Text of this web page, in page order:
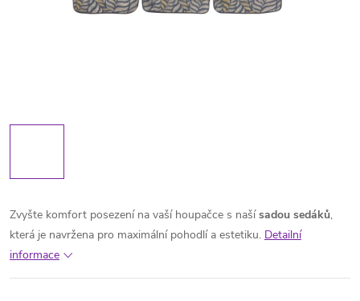
Zvyšte komfort posezení na vaší houpačce s našísadou sedáků,
která je navržena pro maximální pohodlí a estetiku. Detailní
informace